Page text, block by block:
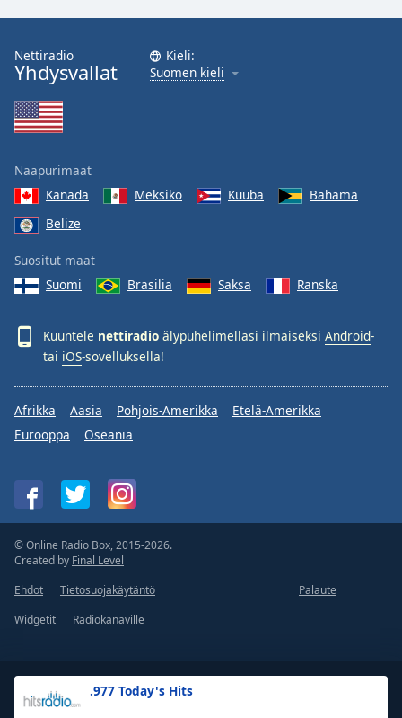
.977 Today's Hits
Nettiradio
Yhdysvallat
Kieli:
Suomen kieli
Naapurimaat
Kanada
Meksiko Kuuba
Bahama
Belize
Suositut maat
Suomi
Brasilia Saksa Ranska
Kuuntele nettiradio älypuhelimellasi ilmaiseksi Android-
tai iOS-sovelluksella!
Afrikka Aasia Pohjois-Amerikka
Etelä-Amerikka
Eurooppa
Oseania
© Online Radio Box, 2015-2026.
Created by Final Level
Ehdot
Tietosuojakäytäntö
Palaute
Widgetit
Radiokanaville